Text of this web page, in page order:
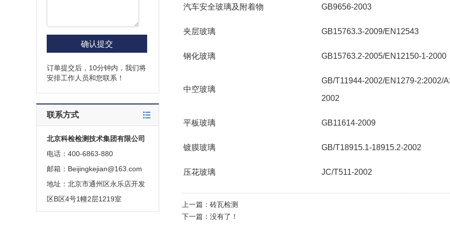
订单提交后，10分钟内，我们将
安排工作人员和您联系！
联系方式
北京科检检测技术集团有限公司
电话：400-6863-880
邮箱：Beijingkejian@163.com
地址：北京市通州区永乐店开发
区B区4号1幢2层1219室
汽车安全玻璃及附着物 GB9656-2003
夹层玻璃 GB15763.3-2009/EN12543
钢化玻璃 GB15763.2-2005/EN12150-1-2000
中空玻璃
GB/T11944-2002/EN1279-2:2002/
2002
平板玻璃 GB11614-2009
镀膜玻璃 GB/T18915.1-18915.2-2002
压花玻璃 JC/T511-2002
上一篇： 砖瓦检测
下一篇：没有了！